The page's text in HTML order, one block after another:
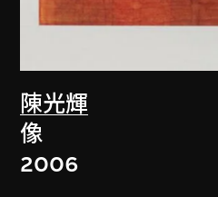
陳光輝
像
2006